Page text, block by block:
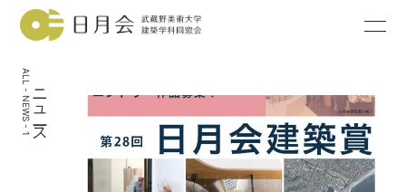
ニュース
ALL - NEWS - 1